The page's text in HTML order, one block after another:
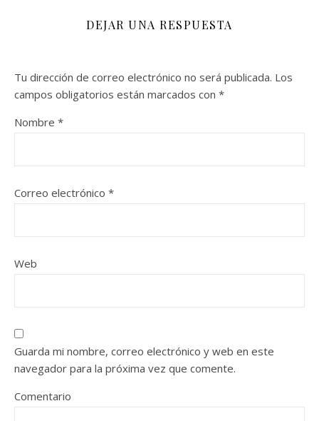
DEJAR UNA RESPUESTA
Tu dirección de correo electrónico no será publicada. Los
campos obligatorios están marcados con *
Nombre *
Correo electrónico *
Web
Guarda mi nombre, correo electrónico y web en este
navegador para la próxima vez que comente.
Comentario